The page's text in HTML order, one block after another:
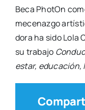
Beca Pho­tOn
mece­naz­go
do­ra ha sido Lola
su tra­ba­jo
estar, edu­ca­ción,